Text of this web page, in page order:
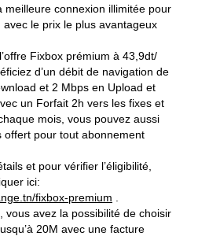
meilleure connexion illimitée pour
avec le prix le plus avantageux
Fixbox prémium à 43,9dt/
d’un débit de navigation de
et 2 Mbps en Upload et
un Forfait 2h vers les fixes et
mois, vous pouvez aussi
offert pour tout abonnement
et pour vérifier l’éligibilité,
ici:
fixbox-premium
vous avez la possibilité de choisir
20M avec une facture